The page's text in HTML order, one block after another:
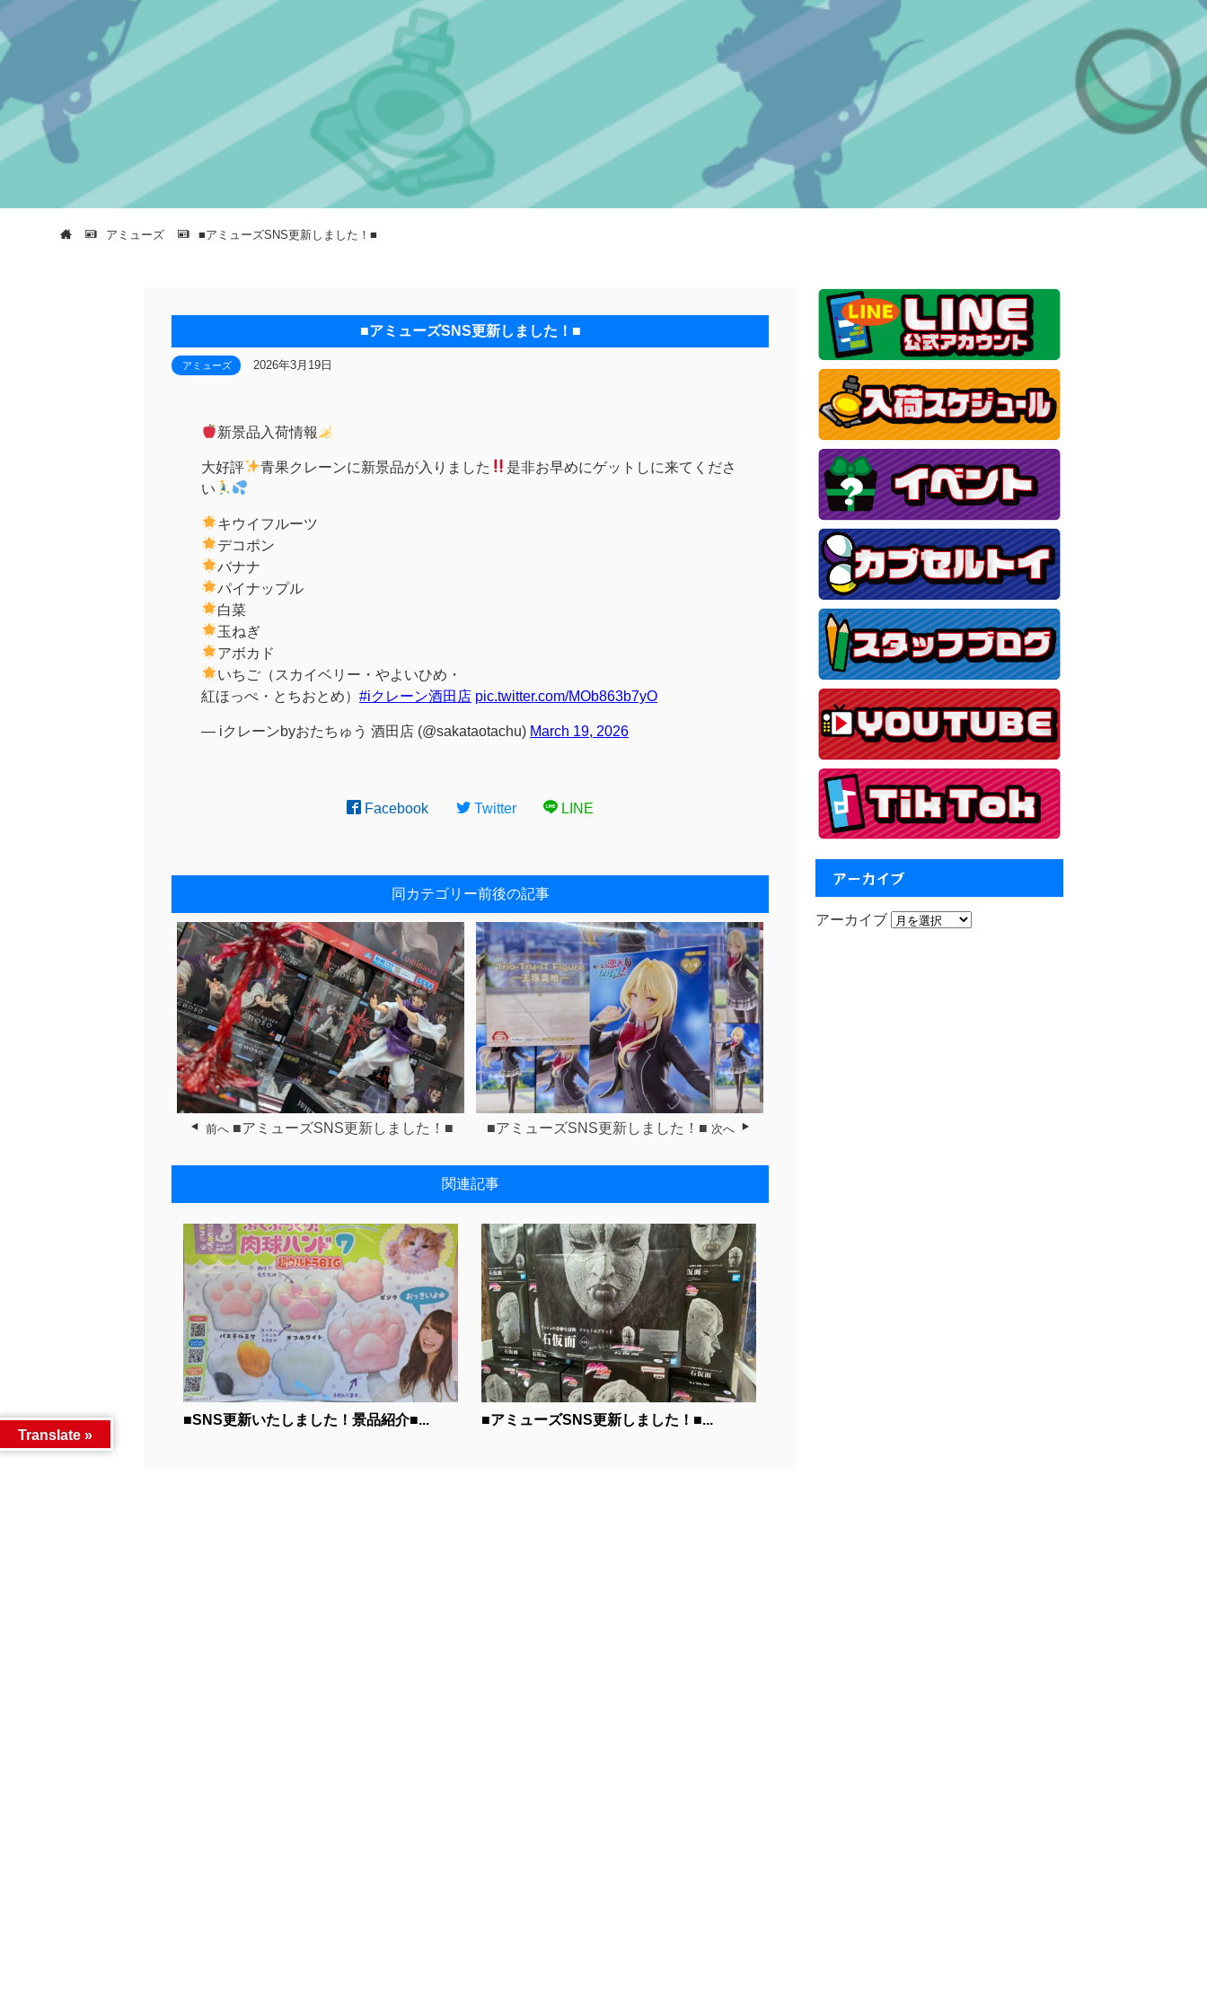
アミューズ ■アミューズSNS更新しました！■
■アミューズSNS更新しました！■
アミューズ 2026年3月19日
新景品入荷情報
大好評 青果クレーンに新景品が入りました
是非お早めにゲットしに来てくださ
い
キウイフルーツ
デコポン
バナナ
パイナップル
白菜
玉ねぎ
アボカド
いちご（スカイベリー・やよいひめ・
紅ほっぺ・とちおとめ） #iクレーン酒田店 pic.twitter.com/MOb863b7yO
— iクレーンbyおたちゅう 酒田店 (@sakataotachu) March 19, 2026
Facebook Twitter LINE
同カテゴリー前後の記事
前へ ■アミューズSNS更新しました！■ ■アミューズSNS更新しました！■ 次へ
関連記事
■SNS更新いたしました！景品紹介■... ■アミューズSNS更新しました！■...
アーカイブ
アーカイブ
Translate »